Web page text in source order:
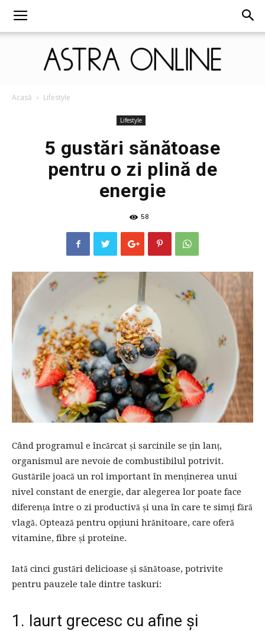
Online
Acasă Lifestyle
Lifestyle
5 gustări sănătoase
pentru o zi plină de
energie
58
Când programul e încărcat și sarcinile se țin lanț,
organismul are nevoie de combustibilul potrivit.
Gustările joacă un rol important în menținerea unui
nivel constant de energie, dar alegerea lor poate face
diferența între o zi productivă și una în care te simți fără
vlagă. Optează pentru opțiuni hrănitoare, care oferă
vitamine, fibre și proteine.
Iată cinci gustări delicioase și sănătoase, potrivite
pentru pauzele tale dintre taskuri:
1. Iaurt grecesc cu afine și